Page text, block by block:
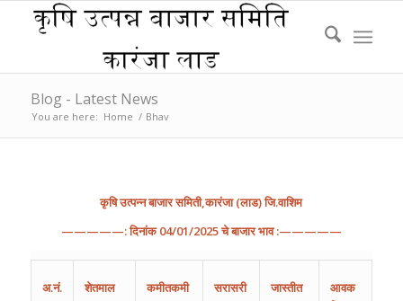
Blog - Latest News
You are here: Home / Bhav
कृषिउत्पन्नबाजारसमिती,कारंजा(लाड)जि.वाशिम
—————:दिनांक04/01/2025चेबाजारभाव:—————
अ.नं. शेतमाल कमीतकमी सरासरी
जास्तीत
आवक